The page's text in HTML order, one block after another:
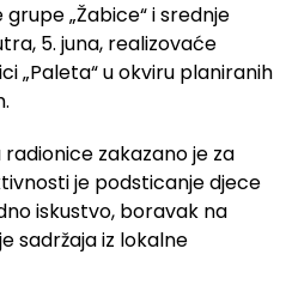
„Žabice“ i srednje
5. juna, realizovaće
„Paleta“ u okviru planiranih
zakazano je za
je podsticanje djece
iskustvo, boravak na
sadržaja iz lokalne